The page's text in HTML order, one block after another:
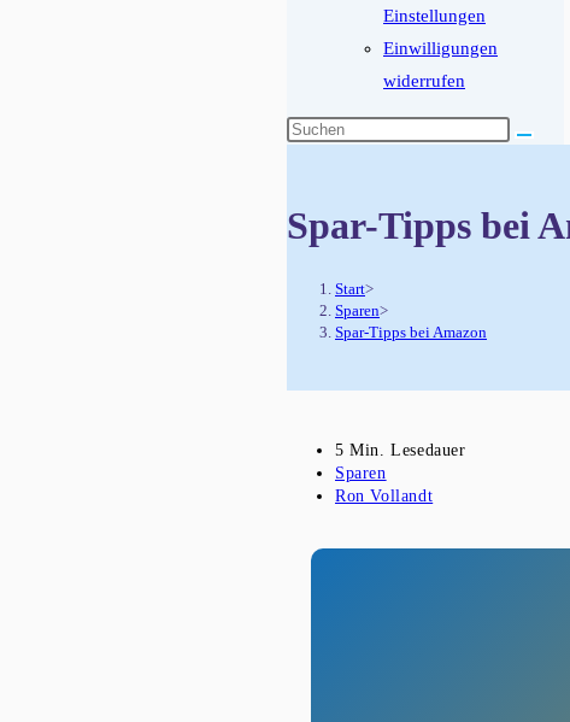
Einstellungen
Einwilligungen
widerrufen
Diese
Spar-Tipps bei
Start>
Sparen>
Spar-Tipps bei Amazon
Lesedauer:
5 Min. Lesedauer
Beitrags-
Kategorie:
Sparen
Beitrags-
Ron Vollandt